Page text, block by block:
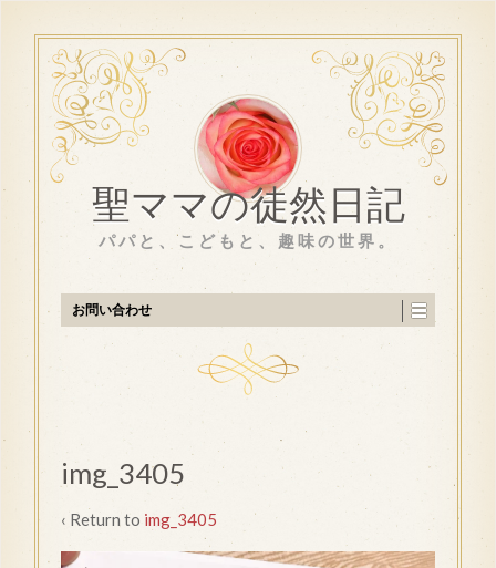
聖ママの徒然日記
パパと、こどもと、趣味の世界。
お問い合わせ
img_3405
‹ Return to img_3405